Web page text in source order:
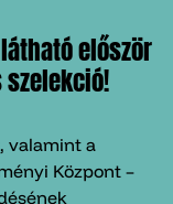
először
szelekció!
valamint a
Központ –